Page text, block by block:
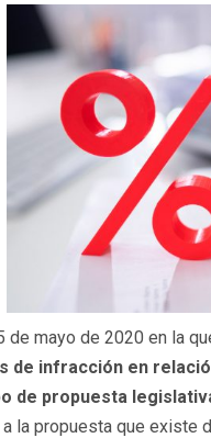
mayo de 2020 en la
infracción en
de propuesta
la propuesta que existe